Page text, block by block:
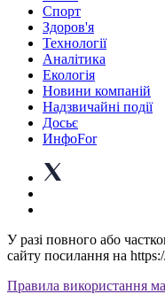
Спорт
Здоров'я
Технології
Аналітика
Екологія
Новини компаній
Надзвичайні події
Досьє
ИнфоFor
У разі повного або
сайту посилання на
Правила використання